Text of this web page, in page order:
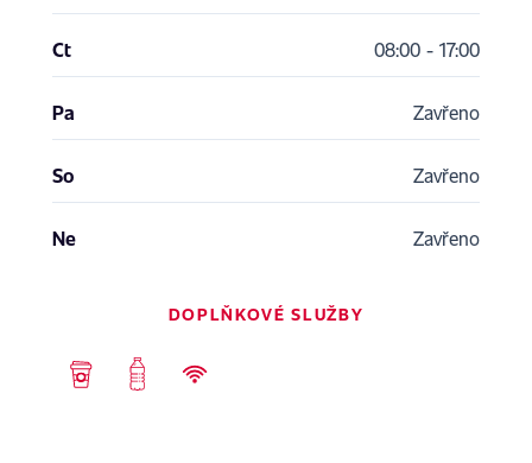
Ct 08:00 - 17:00
Pa Zavřeno
So Zavřeno
Ne Zavřeno
DOPLŇKOVÉ SLUŽBY